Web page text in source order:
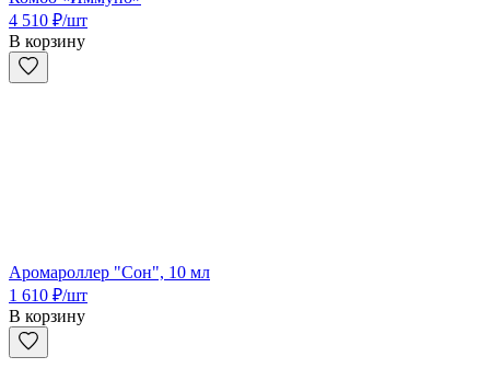
4 510 ₽/шт
В корзину
Аромароллер "Сон", 10 мл
1 610 ₽/шт
В корзину